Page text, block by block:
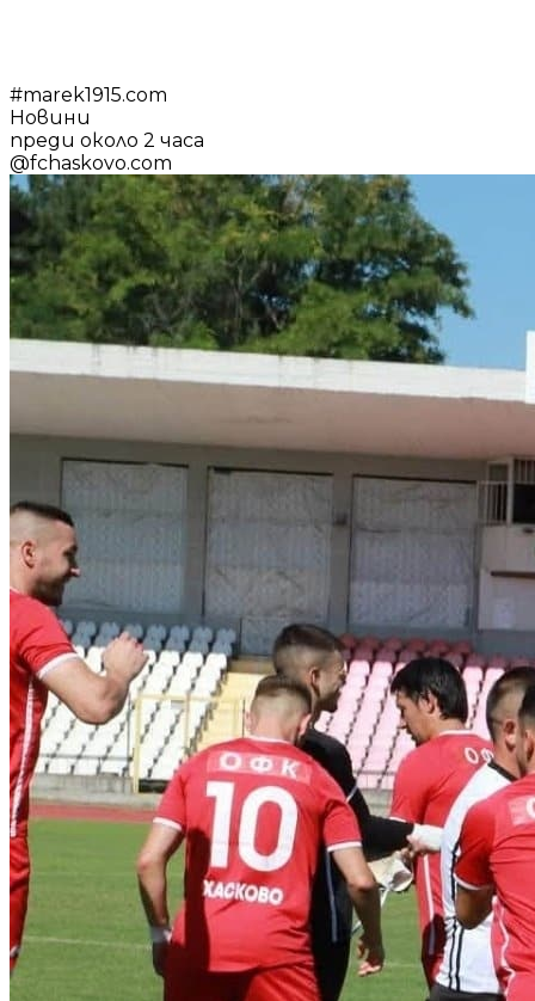
#marek1915.com
Новини
преди около 2 часа
@fchaskovo.com